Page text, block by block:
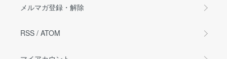
メルマガ登録・解除
RSS / ATOM